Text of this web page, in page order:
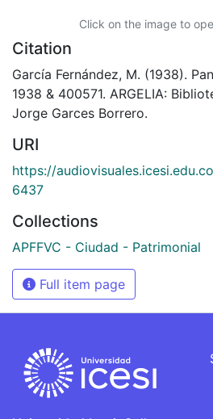
Click on the image to
Citation
García Fernández, M. (1938).
1938 & 400571. ARGELIA:
Jorge Garces Borrero.
URI
https://
6437
Collections
APFFVC - Ciudad - Patrimonial
Full item page